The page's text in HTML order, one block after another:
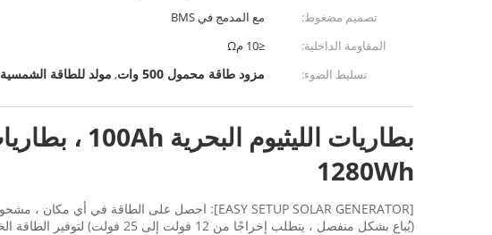
تصميم مضغوط:
مع المدمج في BMS
المقاومة الداخلية:
≤10 مΩ
تسليط الضوء:
مزود طاقة محمول 500 وات , مولد للطاقة الشمسية 500 واط
1280Wh
(يُباع بشكل منفصل ، يتطلب إخراجًا من 12 فولت إلى 25 فولت) لتوفير الطاقة الخضراء. يمكنك أيضًا استخدام طرق إعادة شحن مرنة أخرى مع مقبس الحائط ومنفذ السيارة